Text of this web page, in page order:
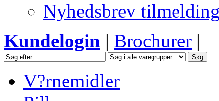
Nyhedsbrev
Kundelogin | Brochurer |
V?rnemidler